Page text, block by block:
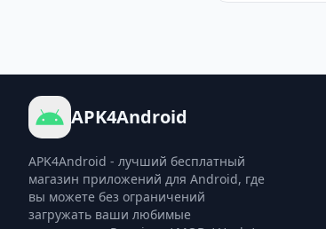
APK4Android
APK4Android - лучший бесплатный
магазин приложений для Android, где
вы можете без ограничений
загружать ваши любимые